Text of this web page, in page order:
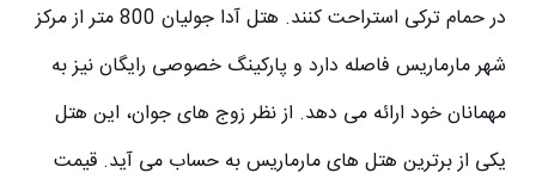
در حمام ترکی استراحت کنند. هتل آدا جولیان 800 متر از مرکز
شهر مارماریس فاصله دارد و پارکینگ خصوصی رایگان نیز به
مهمانان خود ارائه می دهد. از نظر زوج های جوان، این هتل
یکی از برترین هتل های مارماریسبه حساب می آید. قیمت